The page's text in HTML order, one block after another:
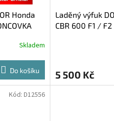
Honda
Skladem
Do košíku
Laděný výfuk
CBR 600 F1 /
5 500 Kč
Kód: D12556